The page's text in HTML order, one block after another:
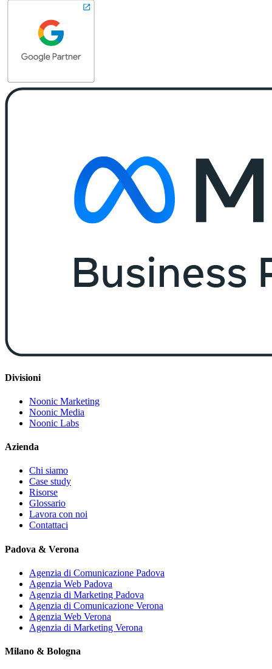
Divisioni
Noonic Marketing
Noonic Media
Noonic Labs
Azienda
Chi siamo
Case study
Risorse
Glossario
Lavora con noi
Contattaci
Padova & Verona
Agenzia di Comunicazione Padova
Agenzia Web Padova
Agenzia di Marketing Padova
Agenzia di Comunicazione Verona
Agenzia Web Verona
Agenzia di Marketing Verona
Milano & Bologna